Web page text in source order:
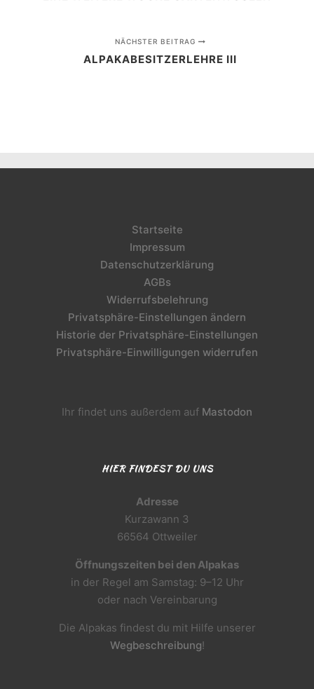
NÄCHSTER BEITRAG
ALPAKABESITZERLEHRE III
Startseite
Impressum
Datenschutzerklärung
AGBs
Widerrufsbelehrung
Privatsphäre-Einstellungen ändern
Historie der Privatsphäre-Einstellungen
Privatsphäre-Einwilligungen widerrufen
Ihr findet uns außerdem auf Mastodon
HIER FINDEST DU UNS
Adresse
Kurzawann 3
66564 Ottweiler
Öffnungszeiten bei den Alpakas
in der Regel am Samstag: 9–12 Uhr
oder nach Vereinbarung
Die Alpakas findest du mit Hilfe unserer
Wegbeschreibung!